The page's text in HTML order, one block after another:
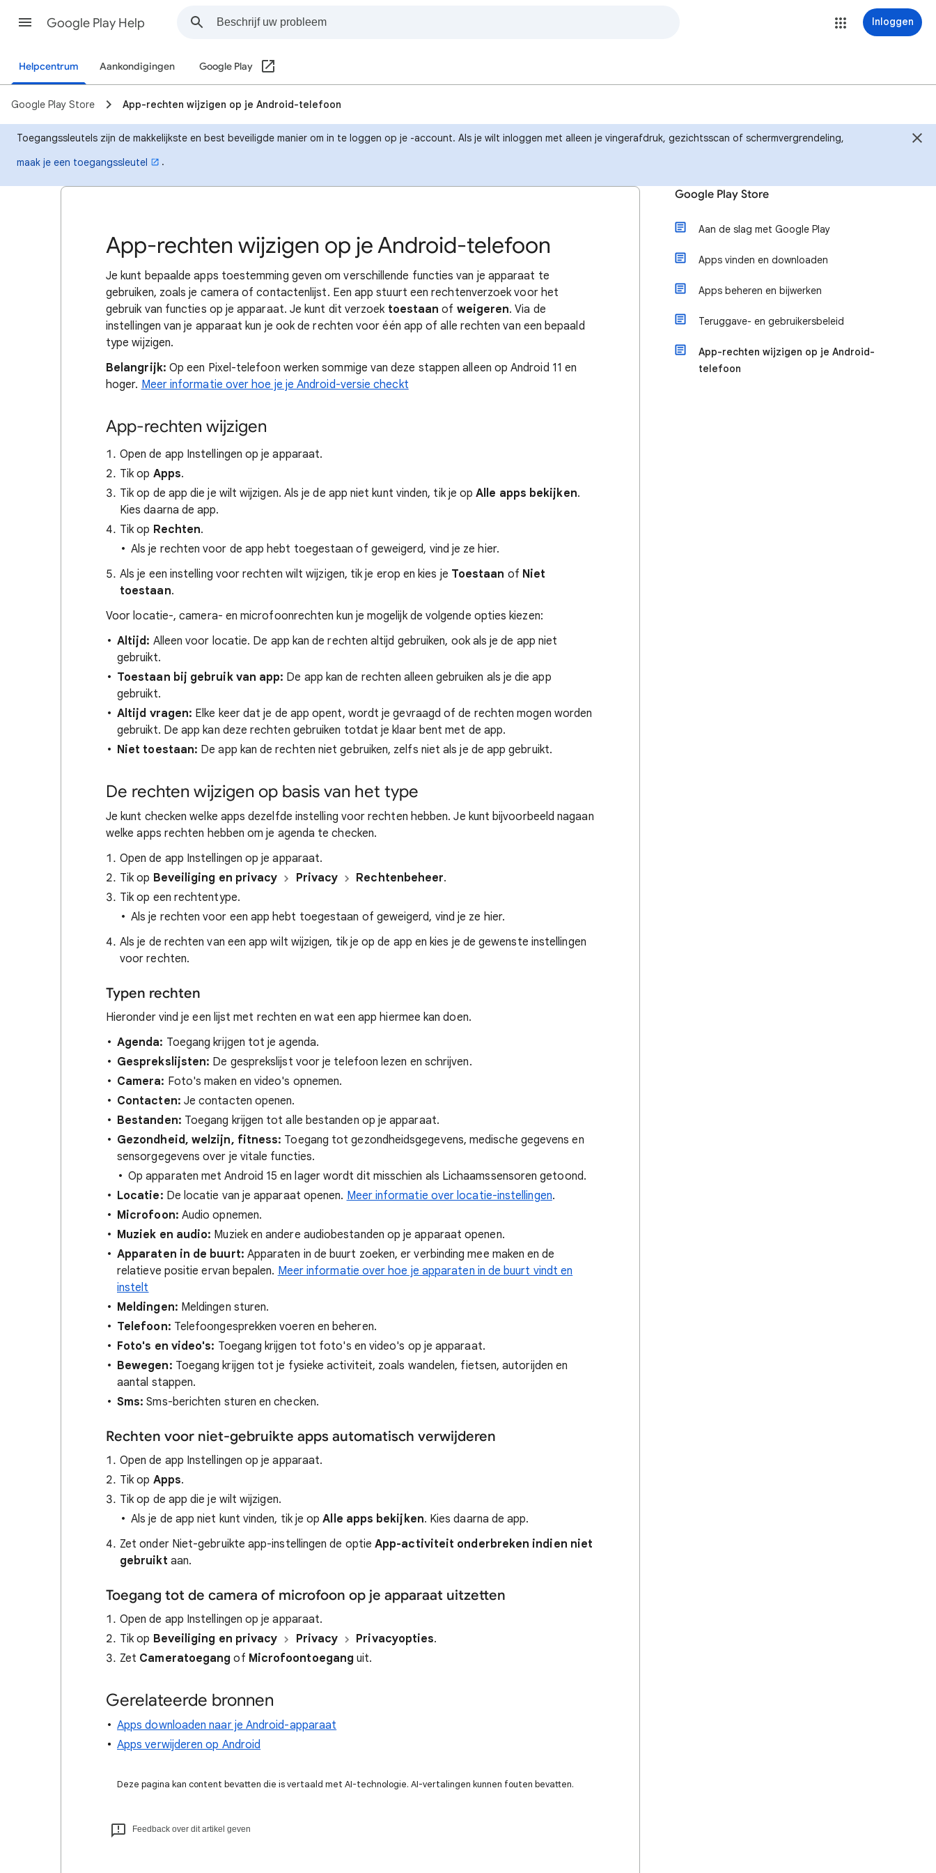
Google Play Help Inloggen
Helpcentrum Aankondigingen Google Play
Google Play Store App-rechten wijzigen op je Android-telefoon
Toegangssleutels zijn de makkelijkste en best beveiligde manier om in te loggen op je -account. Als je wilt inloggen met alleen je vingerafdruk, gezichtsscan of schermvergrendeling,
maak je een toegangssleutel
.
App-rechten wijzigen op je Android-telefoon
Je kunt bepaalde apps toestemming geven om verschillende functies van je apparaat te
gebruiken, zoals je camera of contactenlijst. Een app stuurt een rechtenverzoek voor het
gebruik van functies op je apparaat. Je kunt dit verzoek toestaan of weigeren. Via de
instellingen van je apparaat kun je ook de rechten voor één app of alle rechten van een bepaald
type wijzigen.
Belangrijk: Op een Pixel-telefoon werken sommige van deze stappen alleen op Android 11 en
hoger. Meer informatie over hoe je je Android-versie checkt
App-rechten wijzigen
Open de app Instellingen op je apparaat.
Tik op Apps.
Tik op de app die je wilt wijzigen. Als je de app niet kunt vinden, tik je opAlle apps bekijken.
Kies daarna de app.
Tik op Rechten.
Als je rechten voor de app hebt toegestaan of geweigerd, vind je ze hier.
Als je een instelling voor rechten wilt wijzigen, tik je erop en kies je Toestaan of Niet
toestaan.
Voor locatie-, camera- en microfoonrechten kun je mogelijk de volgende opties kiezen:
Altijd: Alleen voor locatie. De app kan de rechten altijd gebruiken, ook als je de app niet
gebruikt.
Toestaan bij gebruik van app: De app kan de rechten alleen gebruiken als je die app
gebruikt.
Altijd vragen: Elke keer dat je de app opent, wordt je gevraagd of de rechten mogen worden
gebruikt. De app kan deze rechten gebruiken totdat je klaar bent met de app.
Niet toestaan: De app kan de rechten niet gebruiken, zelfs niet als je de app gebruikt.
De rechten wijzigen op basis van het type
Je kunt checken welke apps dezelfde instelling voor rechten hebben. Je kunt bijvoorbeeld nagaan
welke apps rechten hebben om je agenda te checken.
Open de app Instellingen op je apparaat.
Tik op Beveiliging en privacy Privacy Rechtenbeheer.
Tik op een rechtentype.
Als je rechten voor een app hebt toegestaan of geweigerd, vind je ze hier.
Als je de rechten van een app wilt wijzigen, tik je op de app en kies je de gewenste instellingen
voor rechten.
Typen rechten
Hieronder vind je een lijst met rechten en wat een app hiermee kan doen.
Agenda: Toegang krijgen tot je agenda.
Gesprekslijsten: De gesprekslijst voor je telefoon lezen en schrijven.
Camera: Foto's maken en video's opnemen.
Contacten: Je contacten openen.
Bestanden: Toegang krijgen tot alle bestanden op je apparaat.
Gezondheid, welzijn, fitness: Toegang tot gezondheidsgegevens, medische gegevens en
sensorgegevens over je vitale functies.
Op apparaten met Android 15 en lager wordt dit misschien als Lichaamssensoren getoond.
Locatie: De locatie van je apparaat openen. Meer informatie over locatie-instellingen.
Microfoon: Audio opnemen.
Muziek en audio: Muziek en andere audiobestanden op je apparaat openen.
Apparaten in de buurt: Apparaten in de buurt zoeken, er verbinding mee maken en de
relatieve positie ervan bepalen. Meer informatie over hoe je apparaten in de buurt vindt en
instelt
Meldingen: Meldingen sturen.
Telefoon: Telefoongesprekken voeren en beheren.
Foto's en video's: Toegang krijgen tot foto's en video's op je apparaat.
Bewegen: Toegang krijgen tot je fysieke activiteit, zoals wandelen, fietsen, autorijden en
aantal stappen.
Sms: Sms-berichten sturen en checken.
Rechten voor niet-gebruikte apps automatisch verwijderen
Open de app Instellingen op je apparaat.
Tik op Apps.
Tik op de app die je wilt wijzigen.
Als je de app niet kunt vinden, tik je opAlle apps bekijken. Kies daarna de app.
Zet onder Niet-gebruikte app-instellingen de optieApp-activiteit onderbreken indien niet
gebruikt aan.
Toegang tot de camera of microfoon op je apparaat uitzetten
Open de app Instellingen op je apparaat.
Tik op Beveiliging en privacy Privacy Privacyopties.
Zet Cameratoegang of Microfoontoegang uit.
Gerelateerde bronnen
Apps downloaden naar je Android-apparaat
Apps verwijderen op Android
Deze pagina kan content bevatten die is vertaald met AI-technologie. AI-vertalingen kunnen fouten bevatten.
Feedback over dit artikel geven
Google Play Store
Aan de slag met Google Play
Apps vinden en downloaden
Apps beheren en bijwerken
Teruggave- en gebruikersbeleid
App-rechten wijzigen op je Android-
telefoon